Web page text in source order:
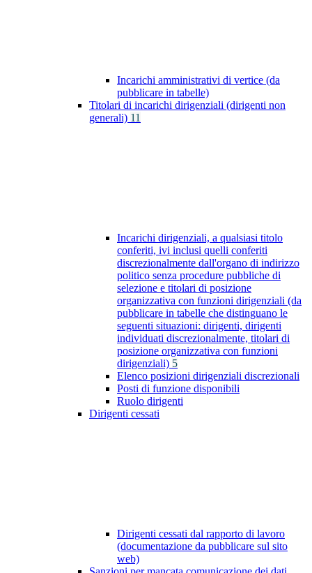
Incarichi amministrativi di vertice (da
pubblicare in tabelle)
Titolari di incarichi dirigenziali (dirigenti non
generali) 11
Incarichi dirigenziali, a qualsiasi titolo
conferiti, ivi inclusi quelli conferiti
discrezionalmente dall'organo di indirizzo
politico senza procedure pubbliche di
selezione e titolari di posizione
organizzativa con funzioni dirigenziali (da
pubblicare in tabelle che distinguano le
seguenti situazioni: dirigenti, dirigenti
individuati discrezionalmente, titolari di
posizione organizzativa con funzioni
dirigenziali) 5
Elenco posizioni dirigenziali discrezionali
Posti di funzione disponibili
Ruolo dirigenti
Dirigenti cessati
Dirigenti cessati dal rapporto di lavoro
(documentazione da pubblicare sul sito
web)